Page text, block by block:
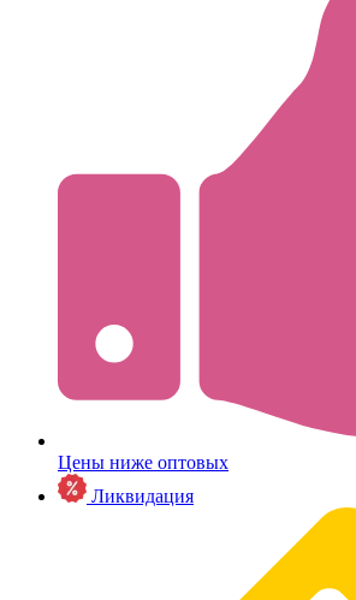
Цены ниже оптовых
Ликвидация